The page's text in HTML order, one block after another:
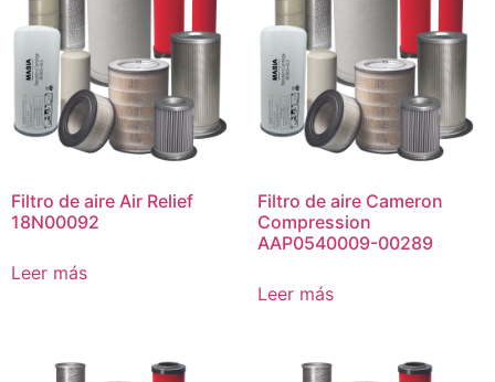
Filtro de aire Air Relief
18N00092
Leer más
Filtro de aire Cameron
Compression
AAP0540009-00289
Leer más